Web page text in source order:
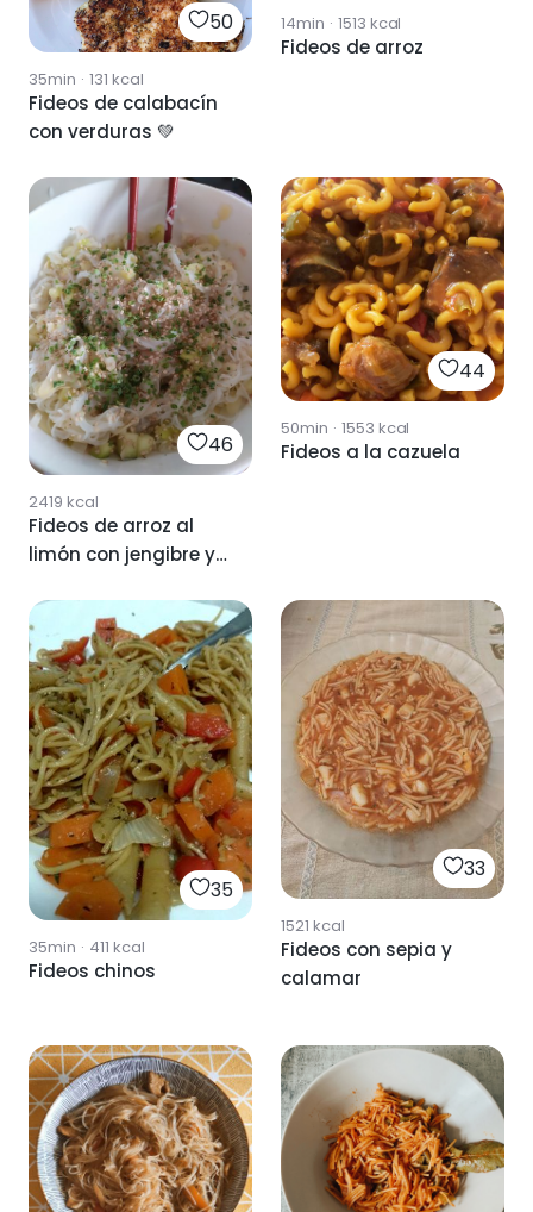
50
35min · 131 kcal
Fideos de calabacín
con verduras 💚
14min · 1513 kcal
Fideos de arroz
46
2419 kcal
Fideos de arroz al
limón con jengibre y
44
50min · 1553 kcal
Fideos a la cazuela
35
35min · 411 kcal
Fideos chinos
33
1521 kcal
Fideos con sepia y
calamar